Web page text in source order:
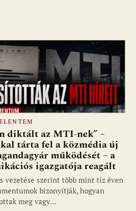
diktált az MTI-nek” –
tárta fel a közmédia új
működését – a
igazgatója reagált
vezetése szerint több mint tíz éven
bizonyítják, hogyan
meg vagy…